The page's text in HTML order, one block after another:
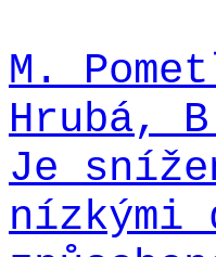
M.
Hrubá,
Je
nízkými